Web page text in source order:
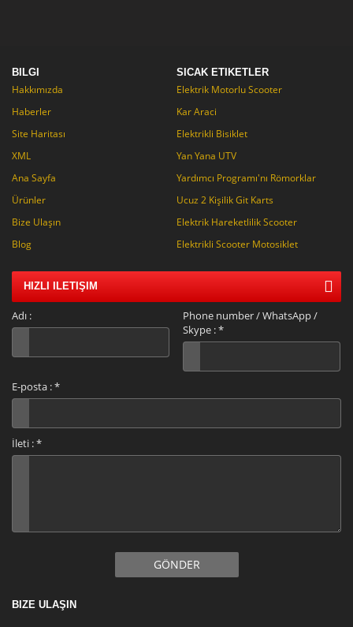
BILGI
Hakkımızda
Haberler
Site Haritası
XML
Ana Sayfa
Ürünler
Bize Ulaşın
Blog
SICAK ETIKETLER
Elektrik Motorlu Scooter
Kar Araci
Elektrikli Bisiklet
Yan Yana UTV
Yardımcı Programı'nı Römorklar
Ucuz 2 Kişilik Git Karts
Elektrik Hareketlilik Scooter
Elektrikli Scooter Motosiklet
HIZLI ILETIŞIM
Adı :
Phone number / WhatsApp /
Skype :*
E-posta :*
İleti :*
GÖNDER
BIZE ULAŞIN